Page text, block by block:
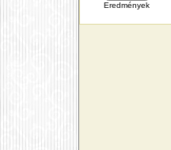
Eredmények